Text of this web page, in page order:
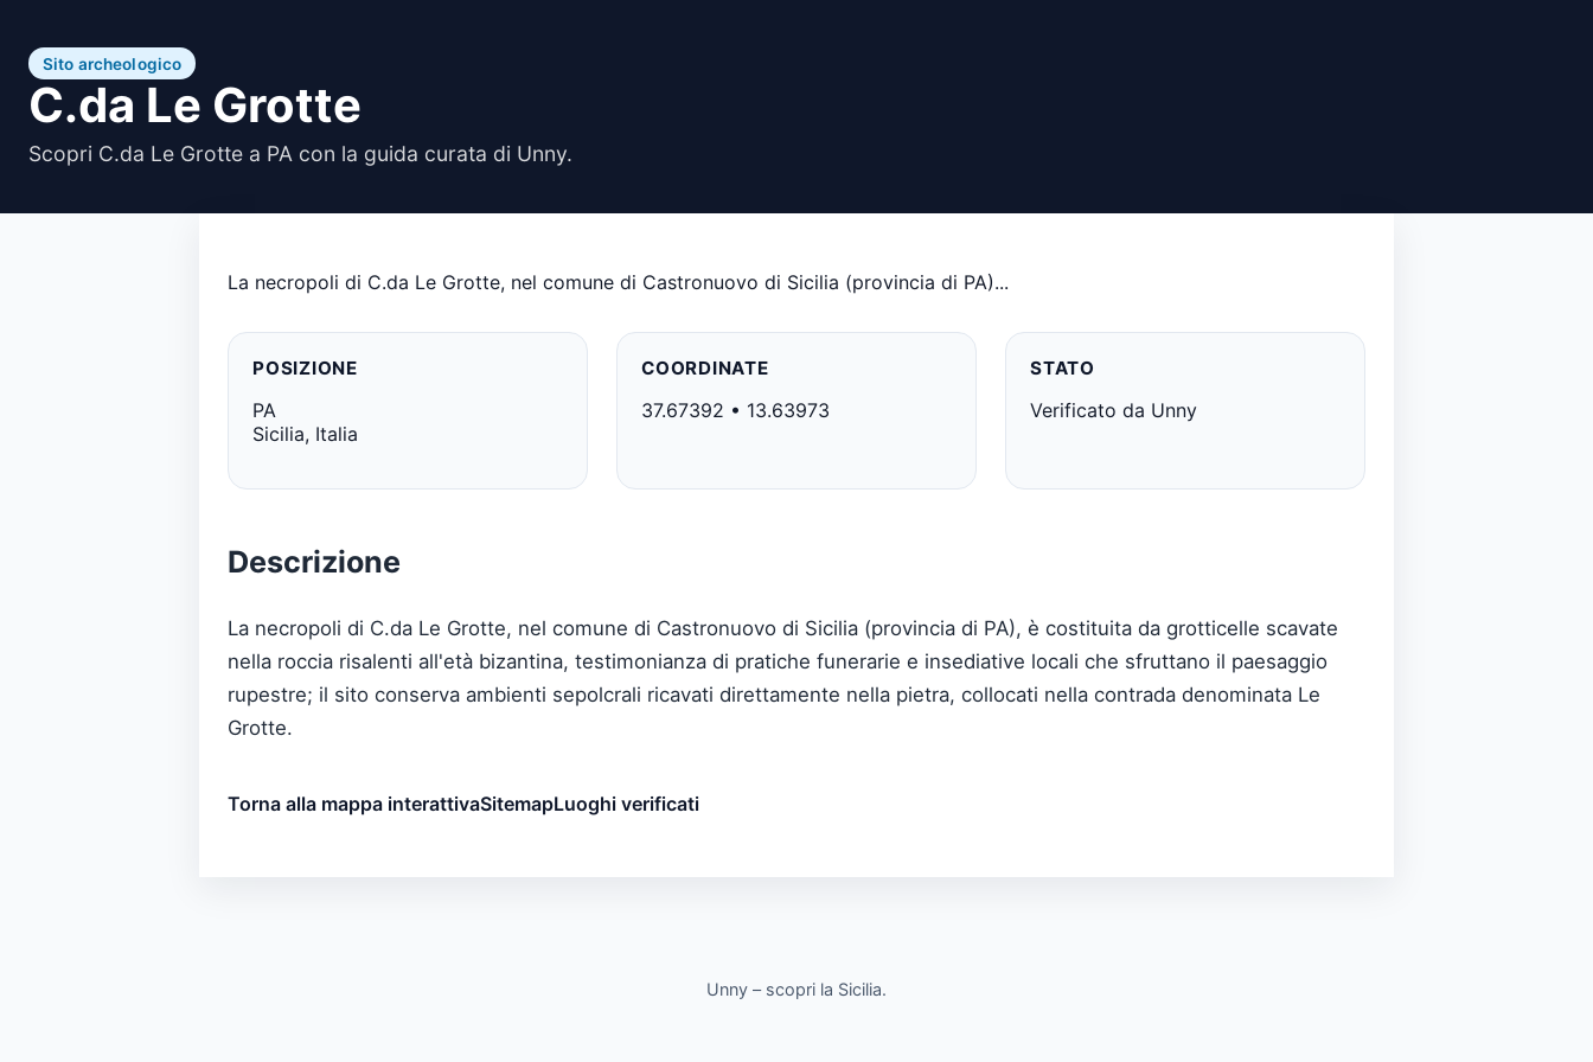
Sito archeologico
C.da Le Grotte
Scopri C.da Le Grotte a PA con la guida curata di Unny.
La necropoli di C.da Le Grotte, nel comune di Castronuovo di Sicilia (provincia di PA)...
POSIZIONE
PA
Sicilia, Italia
COORDINATE
37.67392 • 13.63973
STATO
Verificato da Unny
Descrizione
La necropoli di C.da Le Grotte, nel comune di Castronuovo di Sicilia (provincia di PA), è costituita da grotticelle scavate
nella roccia risalenti all'età bizantina, testimonianza di pratiche funerarie e insediative locali che sfruttano il paesaggio
rupestre; il sito conserva ambienti sepolcrali ricavati direttamente nella pietra, collocati nella contrada denominata Le
Grotte.
Torna alla mappa interattivaSitemapLuoghi verificati
Unny – scopri la Sicilia.